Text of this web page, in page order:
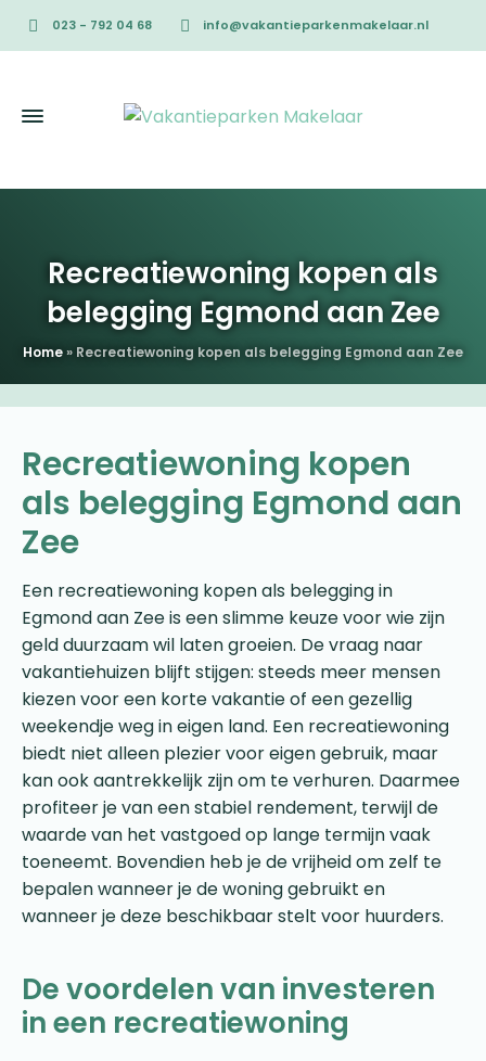
023 - 792 04 68 info@vakantieparkenmakelaar.nl
Recreatiewoning kopen als
belegging Egmond aan Zee
Home» Recreatiewoning kopen als belegging Egmond aan Zee
Recreatiewoning kopen
als belegging Egmond aan
Zee
Een recreatiewoning kopen als belegging in
Egmond aan Zee is een slimme keuze voor wie zijn
geld duurzaam wil laten groeien. De vraag naar
vakantiehuizen blijft stijgen: steeds meer mensen
kiezen voor een korte vakantie of een gezellig
weekendje weg in eigen land. Een recreatiewoning
biedt niet alleen plezier voor eigen gebruik, maar
kan ook aantrekkelijk zijn om te verhuren. Daarmee
profiteer je van een stabiel rendement, terwijl de
waarde van het vastgoed op lange termijn vaak
toeneemt. Bovendien heb je de vrijheid om zelf te
bepalen wanneer je de woning gebruikt en
wanneer je deze beschikbaar stelt voor huurders.
De voordelen van investeren
in een recreatiewoning